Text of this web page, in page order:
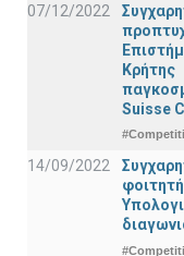
07/12/2022
Suisse
14/09/2022